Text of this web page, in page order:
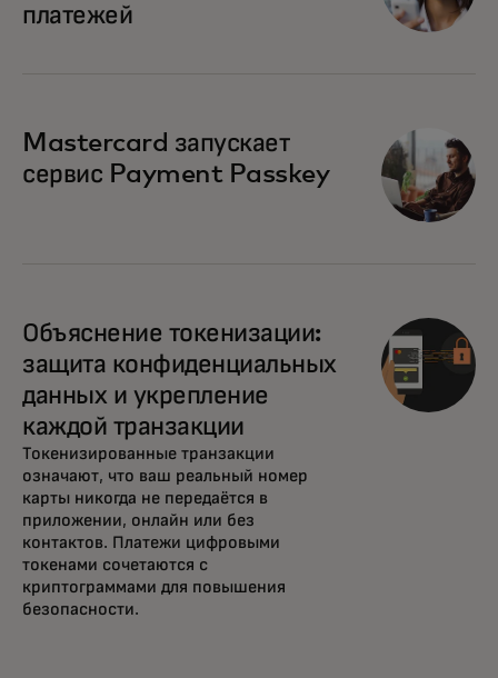
платежей
Mastercard запускает
сервис Payment Passkey
Объяснение токенизации:
защита конфиденциальных
данных и укрепление
каждой транзакции
Токенизированные транзакции
означают, что ваш реальный номер
карты никогда не передаётся в
приложении, онлайн или без
контактов. Платежи цифровыми
токенами сочетаются с
криптограммами для повышения
безопасности.